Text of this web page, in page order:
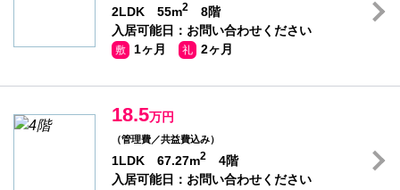
2LDK 55m2
8階
入居可能日：お問い合わせください
敷 1ヶ月 礼 2ヶ月
18.5万円
（管理費／共益費込み）
1LDK 67.27m2
4階
入居可能日：お問い合わせください